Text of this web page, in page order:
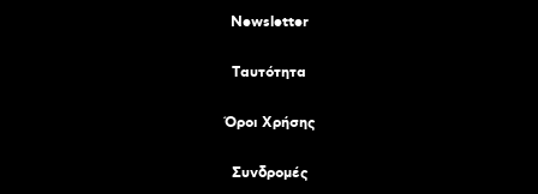
Newsletter
Tαυτότητα
Όροι Χρήσης
Συνδρομές